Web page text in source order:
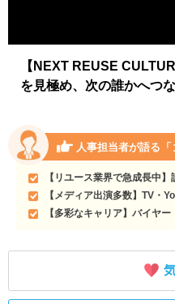
【NEXT REUSE
を見極め、次の誰かへつな
人事担当者が語る
【リユース業界で急成長中
【メディア出演多数】TV・
【多彩なキャリア】バイヤ